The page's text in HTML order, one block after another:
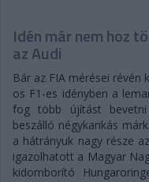
Idén már nem hoz
az Audi
Bár az FIA mérései
os F1-es idényben a
fog több újítást
beszálló négykarikás
a hátrányuk nagy része
igazolhatott a Magyar
kidomborító